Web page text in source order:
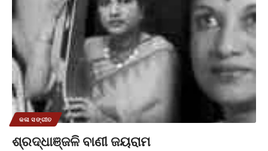
କଳା ସଙ୍ଗୀତ
ଶ୍ରଦ୍ଧାଞ୍ଜଳି ବାଣୀ ଜୟରାମ